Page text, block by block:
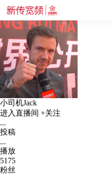
小司机Jack
进入直播间 +关注
...
投稿
...
播放
5175
粉丝